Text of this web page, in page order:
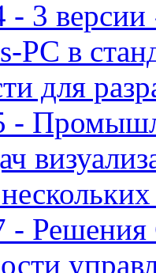
- 3
PC в
для
-
-